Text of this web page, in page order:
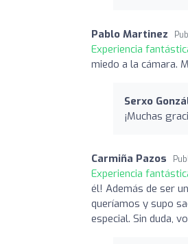
Pablo Martinez
Experiencia
miedo a la cámara.
Serxo
¡Muchas
Carmiña Pazos
Experiencia
él! Además de ser
queríamos y supo
especial. Sin duda,